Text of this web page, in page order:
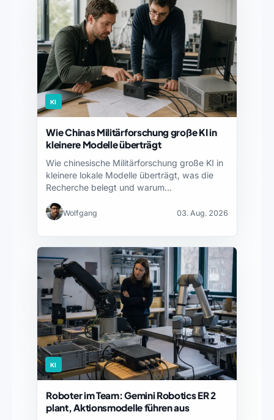
KI
Wie Chinas Militärforschung große KI in
kleinere Modelle überträgt
Wie chinesische Militärforschung große KI in
kleinere lokale Modelle überträgt, was die
Recherche belegt und warum…
Wolfgang 03. Aug. 2026
KI
Roboter im Team: Gemini Robotics ER 2
plant, Aktionsmodelle führen aus